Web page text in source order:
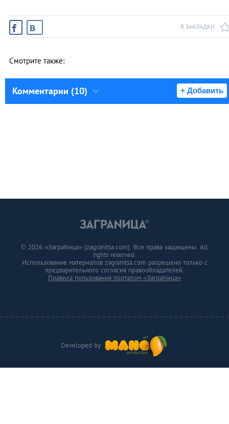
В ЗАКЛАДКИ
Смотрите также:
Комментарии (10) + Добавить
Developed by
© 2026 «ЗаграNица» (zagranitsa.com). Все права защищены. All
rights reserved.
Использование материалов zagranitsa.com разрешено только с
предварительного согласия правообладателей.
Правила пользования порталом «ЗаграNица»